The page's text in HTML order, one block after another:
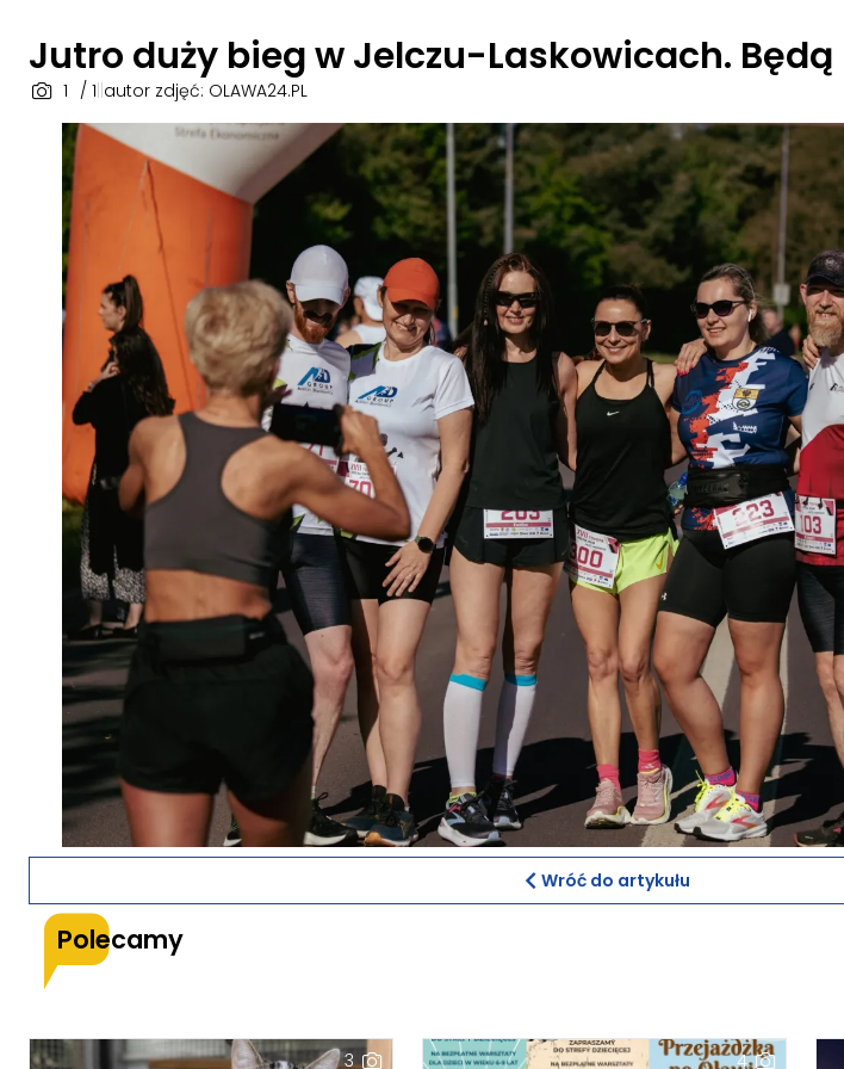
Jutro duży bieg w Jelczu-Laskowicach.
1 / 1 autor zdjęć: OLAWA24.PL
Wróć do artykułu
Polecamy
3 4